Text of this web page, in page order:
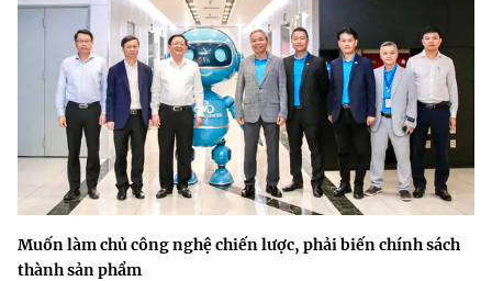
Muốn làm chủ công nghệ chiến lược, phải biến chính sách
thành sản phẩm